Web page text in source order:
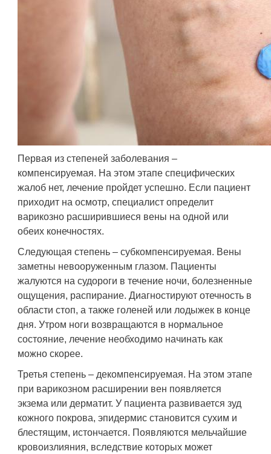
Первая из степеней заболевания –
компенсируемая. На этом этапе специфических
жалоб нет, лечение пройдет успешно. Если пациент
приходит на осмотр, специалист определит
варикозно расширившиеся вены на одной или
обеих конечностях.
Следующая степень – субкомпенсируемая. Вены
заметны невооруженным глазом. Пациенты
жалуются на судороги в течение ночи, болезненные
ощущения, распирание. Диагностируют отечность в
области стоп, а также голеней или лодыжек в конце
дня. Утром ноги возвращаются в нормальное
состояние, лечение необходимо начинать как
можно скорее.
Третья степень – декомпенсируемая. На этом этапе
при варикозном расширении вен появляется
экзема или дерматит. У пациента развивается зуд
кожного покрова, эпидермис становится сухим и
блестящим, истончается. Появляются мельчайшие
кровоизлияния, вследствие которых может